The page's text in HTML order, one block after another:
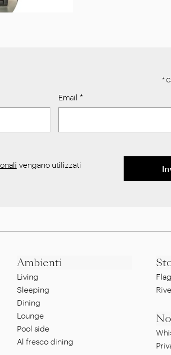
*
Email *
vengano utilizzati
Ambienti
Living
Sleeping
Dining
Lounge
Pool side
Al fresco dining